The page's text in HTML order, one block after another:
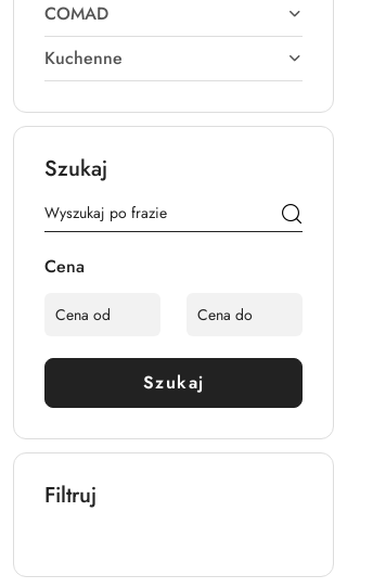
COMAD
Kuchenne
Szukaj
Cena
Szukaj
Filtruj